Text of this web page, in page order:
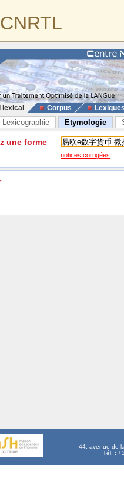
lexical Corpus
Lexicographie Etymologie
une forme
notices corrigées
44, avenue de
Tél. :